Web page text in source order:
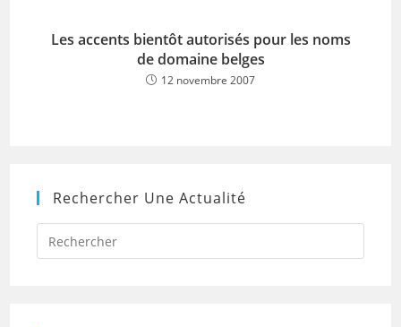
Les accents bientôt autorisés pour les noms
de domaine belges
12 novembre 2007
Rechercher Une Actualité
Press
to